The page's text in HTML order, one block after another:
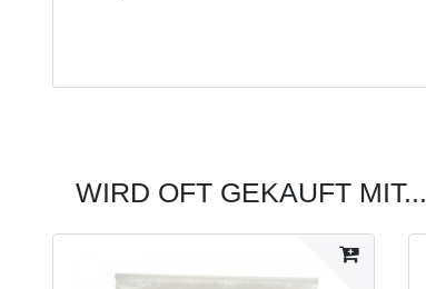
WIRD OFT GEKAUFT MIT...